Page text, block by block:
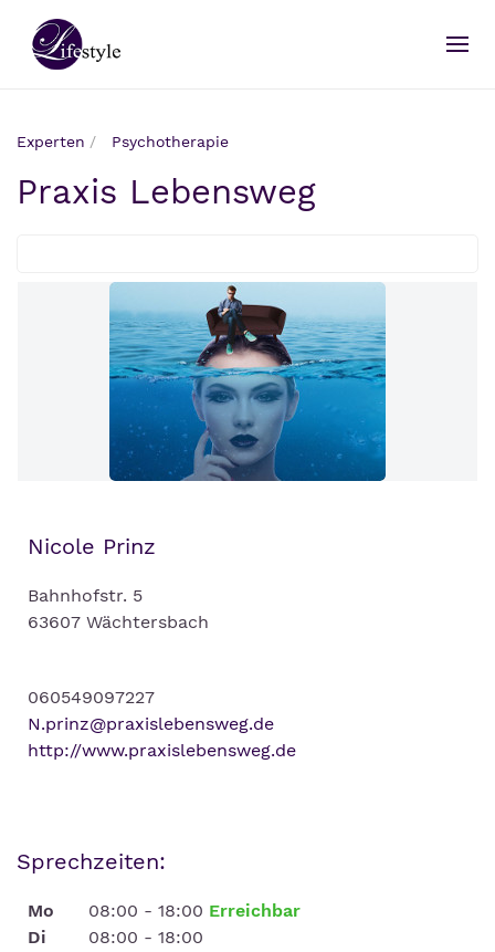
Experten Psychotherapie
Praxis Lebensweg
Nicole Prinz
Bahnhofstr. 5
63607 Wächtersbach
060549097227
N.prinz@praxislebensweg.de
http://www.praxislebensweg.de
Sprechzeiten:
Mo 08:00 - 18:00 Erreichbar
Di
08:00 - 18:00